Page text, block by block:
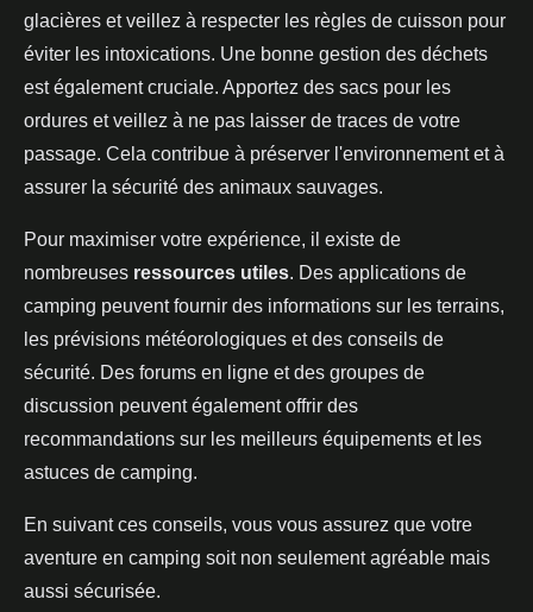
glacières et veillez à respecter les règles de cuisson pour
éviter les intoxications. Une bonne gestion des déchets
est également cruciale. Apportez des sacs pour les
ordures et veillez à ne pas laisser de traces de votre
passage. Cela contribue à préserver l'environnement et à
assurer la sécurité des animaux sauvages.
Pour maximiser votre expérience, il existe de
nombreuses ressources utiles. Des applications de
camping peuvent fournir des informations sur les terrains,
les prévisions météorologiques et des conseils de
sécurité. Des forums en ligne et des groupes de
discussion peuvent également offrir des
recommandations sur les meilleurs équipements et les
astuces de camping.
En suivant ces conseils, vous vous assurez que votre
aventure en camping soit non seulement agréable mais
aussi sécurisée.